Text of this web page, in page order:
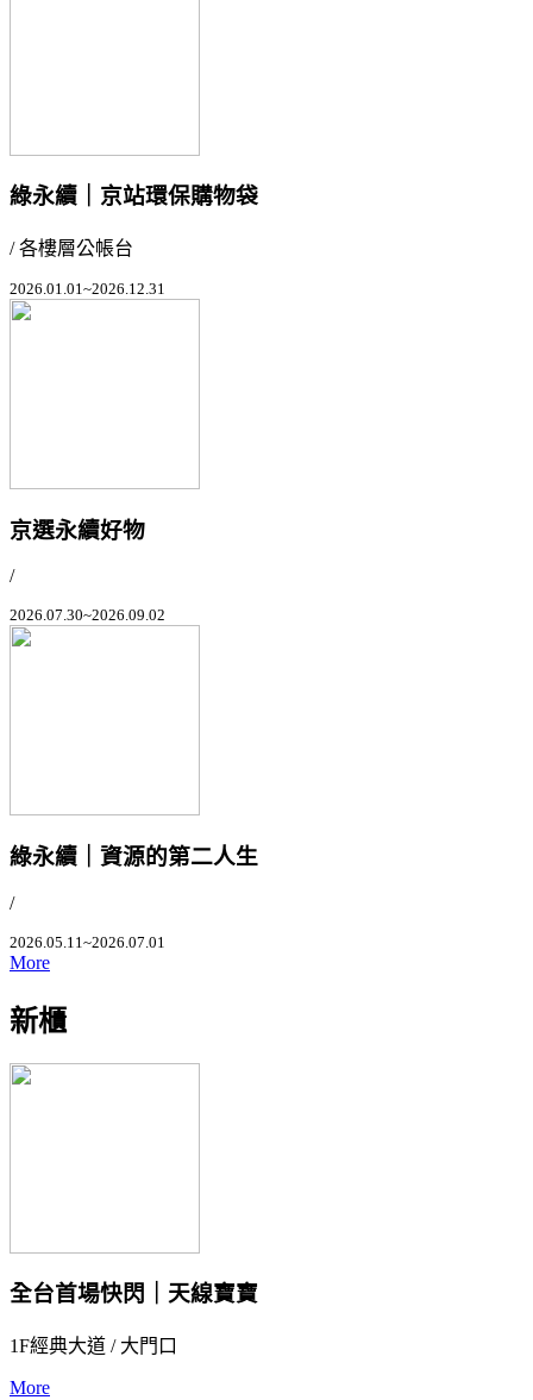
綠永續｜京站環保購物袋
/ 各樓層公帳台
2026.01.01~2026.12.31
京選永續好物
/
2026.07.30~2026.09.02
綠永續｜資源的第二人生
/
2026.05.11~2026.07.01
More
新櫃
全台首場快閃｜天線寶寶
1F經典大道 / 大門口
More